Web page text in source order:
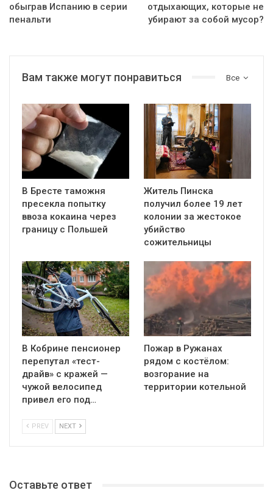
обыграв Испанию в серии
пенальти
отдыхающих, которые не
убирают за собой мусор?
Все
Вам также могут понравиться
В Бресте таможня
пресекла попытку
ввоза кокаина через
границу с Польшей
Житель Пинска
получил более 19 лет
колонии за жестокое
убийство
сожительницы
В Кобрине пенсионер
перепутал «тест-
драйв» с кражей —
чужой велосипед
привел его под…
Пожар в Ружанах
рядом с костёлом:
возгорание на
территории котельной
PREV NEXT
Оставьте ответ